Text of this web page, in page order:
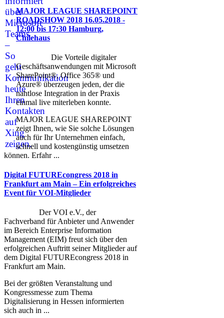
MAJOR LEAGUE SHAREPOINT
ROADSHOW 2018 16.05.2018 -
12:00 bis 17:30 Hamburg,
Chilehaus
Die Vorteile digitaler
Geschäftsanwendungen mit Microsoft
SharePoint®, Office 365® und
Azure® überzeugen jeden, der die
nahtlose Integration in der Praxis
einmal live miterleben konnte.
MAJOR LEAGUE SHAREPOINT
zeigt Ihnen, wie Sie solche Lösungen
auch für Ihr Unternehmen einfach,
schnell und kostengünstig umsetzen
können. Erfahr ...
Digital FUTUREcongress 2018 in
Frankfurt am Main – Ein erfolgreiches
Event für VOI-Mitglieder
Der VOI e.V., der
Fachverband für Anbieter und Anwender
im Bereich Enterprise Information
Management (EIM) freut sich über den
erfolgreichen Auftritt seiner Mitglieder auf
dem Digital FUTUREcongress 2018 in
Frankfurt am Main.
Bei der größten Veranstaltung und
Kongressmesse zum Thema
Digitalisierung in Hessen informierten
sich auch in ...